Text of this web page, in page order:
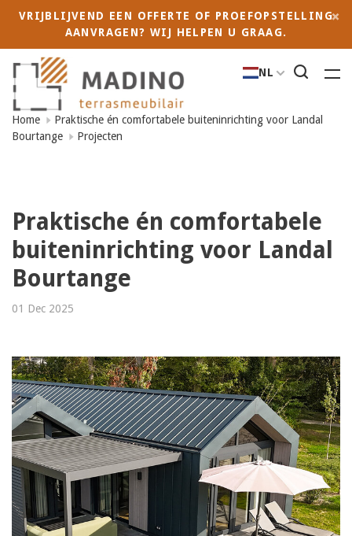
VRIJBLIJVEND EEN OFFERTE OF PROEFOPSTELLING
AANVRAGEN? WIJ HELPEN U GRAAG.
NL
Home
Praktische én comfortabele buiteninrichting voor Landal
Bourtange
Projecten
Praktische én comfortabele
buiteninrichting voor Landal
Bourtange
01 Dec 2025